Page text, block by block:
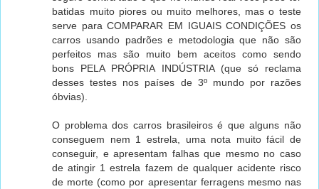
batidas muito piores ou muito melhores, mas o teste
serve para COMPARAR EM IGUAIS CONDIÇÕES os
carros usando padrões e metodologia que não são
perfeitos mas são muito bem aceitos como sendo
bons PELA PRÓPRIA INDÚSTRIA (que só reclama
desses testes nos países de 3º mundo por razões
óbvias).
O problema dos carros brasileiros é que alguns não
conseguem nem 1 estrela, uma nota muito fácil de
conseguir, e apresentam falhas que mesmo no caso
de atingir 1 estrela fazem de qualquer acidente risco
de morte (como por apresentar ferragens mesmo nas